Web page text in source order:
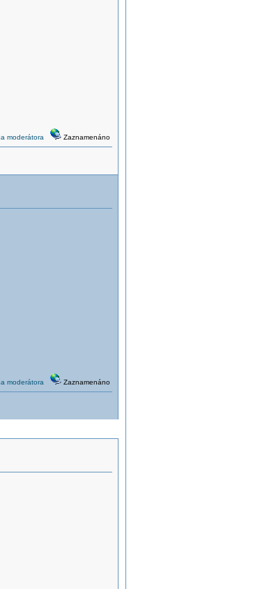
moderátora Zaznamenáno
moderátora Zaznamenáno